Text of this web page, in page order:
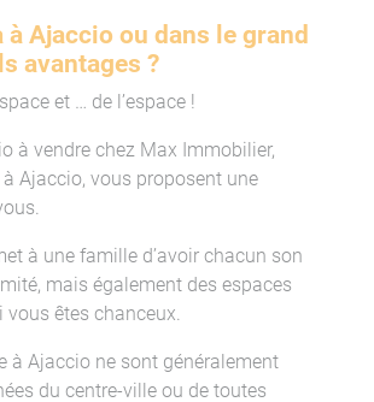
Ajaccio ou dans le grand
avantages ?
et … de l’espace !
à vendre chez Max Immobilier,
Ajaccio, vous proposent une
à une famille d’avoir chacun son
mais également des espaces
êtes chanceux.
à Ajaccio ne sont généralement
du centre-ville ou de toutes